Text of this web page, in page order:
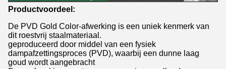
Productvoordeel:
De PVD Gold Color-afwerking is een uniek kenmerk van
dit roestvrij staalmateriaal.
geproduceerd door middel van een fysiek
dampafzettingsproces (PVD), waarbij een dunne laag
goud wordt aangebracht